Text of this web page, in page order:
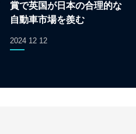
賞で英国が日本の合理的な
自動車市場を羨む
2024 12 12